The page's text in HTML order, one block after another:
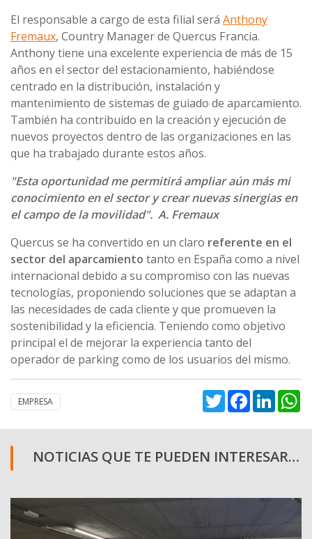
El responsable a cargo de esta filial será Anthony
Fremaux, Country Manager de Quercus Francia.
Anthony tiene una excelente experiencia de más de 15
años en el sector del estacionamiento, habiéndose
centrado en la distribución, instalación y
mantenimiento de sistemas de guiado de aparcamiento.
También ha contribuido en la creación y ejecución de
nuevos proyectos dentro de las organizaciones en las
que ha trabajado durante estos años.
"Esta oportunidad me permitirá ampliar aún más mi
conocimiento en el sector y crear nuevas sinergias en
el campo de la movilidad". A. Fremaux
Quercus se ha convertido en un claro referente en el
sector del aparcamiento tanto en España como a nivel
internacional debido a su compromiso con las nuevas
tecnologías, proponiendo soluciones que se adaptan a
las necesidades de cada cliente y que promueven la
sostenibilidad y la eficiencia. Teniendo como objetivo
principal el de mejorar la experiencia tanto del
operador de parking como de los usuarios del mismo.
EMPRESA TwitterFacebook
NOTICIAS QUE TE PUEDEN INTERESAR…